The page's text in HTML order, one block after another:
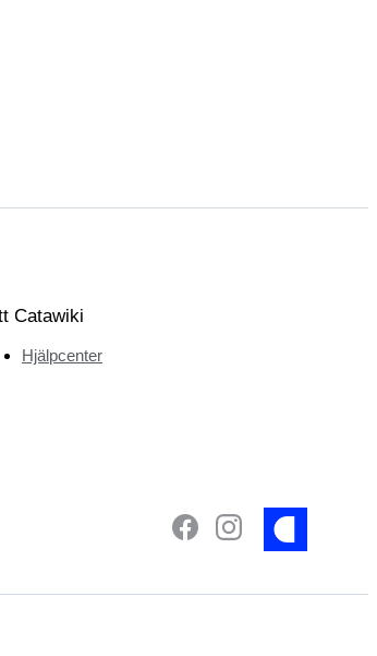
Catawiki
Hjälpcenter